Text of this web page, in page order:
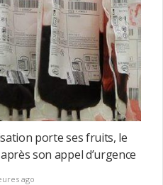
porte ses fruits, le
son appel d’urgence
ago